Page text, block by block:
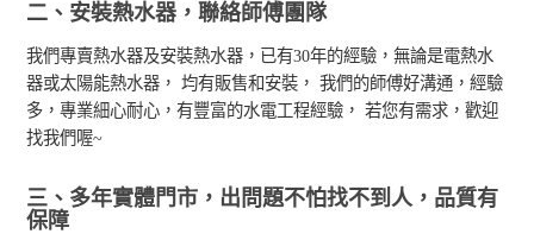
二、安裝熱水器，聯絡師傅團隊
我們專賣熱水器及安裝熱水器，已有30年的經驗，無論是電熱水
器或太陽能熱水器， 均有販售和安裝， 我們的師傅好溝通，經驗
多，專業細心耐心，有豐富的水電工程經驗， 若您有需求，歡迎
找我們喔~
三、多年實體門市，出問題不怕找不到人，品質有
保障